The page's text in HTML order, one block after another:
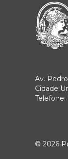
Av.
Cidade
Telefone:
© 2026